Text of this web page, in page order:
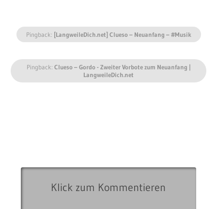
Pingback: [LangweileDich.net] Clueso – Neuanfang – #Musik
Pingback: Clueso – Gordo - Zweiter Vorbote zum Neuanfang |
LangweileDich.net